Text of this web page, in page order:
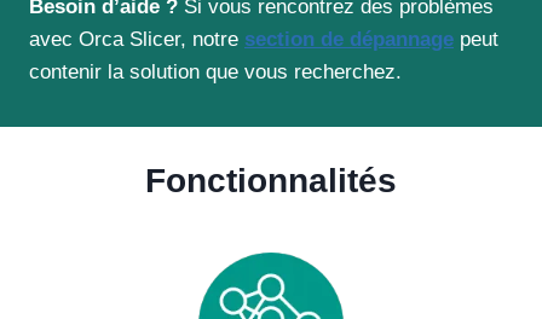
Besoin d’aide ? Si vous rencontrez des problèmes
avec Orca Slicer, notre section de dépannage peut
contenir la solution que vous recherchez.
Fonctionnalités